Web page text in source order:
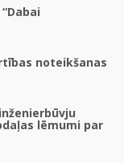
noteikšanas
lēmumi par